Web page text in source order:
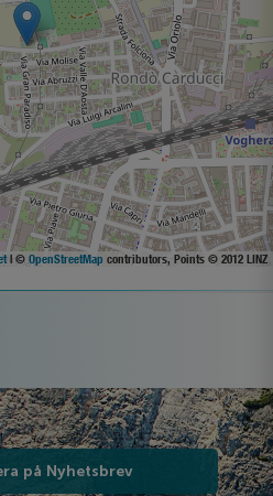
| © OpenStreetMap contributors, Points © 2012 LINZ
på Nyhetsbrev